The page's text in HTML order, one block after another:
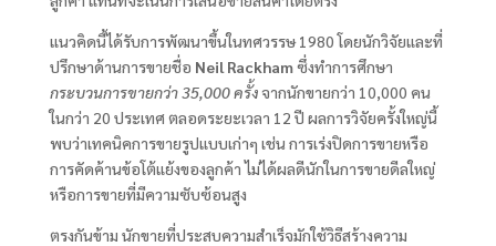
แนวคิดนี้ได้รับการพัฒนาขึ้นในทศวรรษ 1980 โดยนักวิจัยและที่
ปรึกษาด้านการขายชื่อ Neil Rackhamซึ่งทำการศึกษา
กระบวนการขายกว่า 35,000 ครั้งจากนักขายกว่า 10,000 คน
ในกว่า 20 ประเทศ ตลอดระยะเวลา 12 ปี ผลการวิจัยครั้งใหญ่นี้
พบว่าเทคนิคการขายรูปแบบเก่าๆ เช่น การเร่งปิดการขายหรือ
การคัดค้านข้อโต้แย้งของลูกค้า ไม่ได้ผลดีนักในการขายดีลใหญ่
หรือการขายที่มีความซับซ้อนสูง
ตรงกันข้าม นักขายที่ประสบความสำเร็จมักใช้วิธีสร้างความ